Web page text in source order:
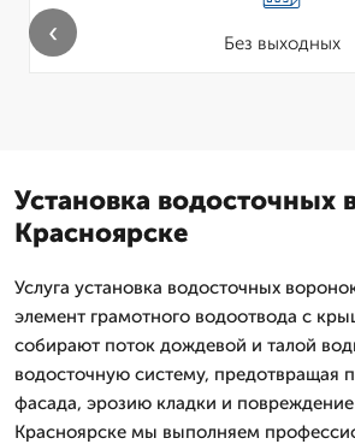
Без выходных
‹
Установка водосточных
Красноярске
Услуга установка водосточных
элемент грамотного водоотвода с
собирают поток дождевой и талой
водосточную систему, предотвращая
фасада, эрозию кладки и повреждение
Красноярске мы выполняем